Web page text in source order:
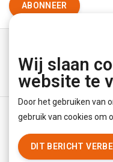
ABONNEER
Algemene voorwaarden |
© Copyright 2026 -
Wij slaan
website te
Door het gebruiken van
gebruik van cookies om
DIT BERICHT